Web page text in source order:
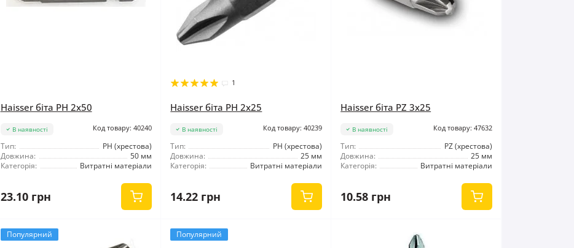
Haisser біта PH 2x50
В наявності Код товару: 40240
Тип:
РН (хрестова)
Довжина:
50 мм
Категорія:
Витратні матеріали
23.10 грн
1
Haisser біта PH 2x25
В наявності Код товару: 40239
Тип:
РН (хрестова)
Довжина:
25 мм
Категорія:
Витратні матеріали
14.22 грн
Haisser біта PZ 3x25
В наявності Код товару: 47632
Тип:
PZ (хрестова)
Довжина:
25 мм
Категорія:
Витратні матеріали
10.58 грн
Популярний Популярний